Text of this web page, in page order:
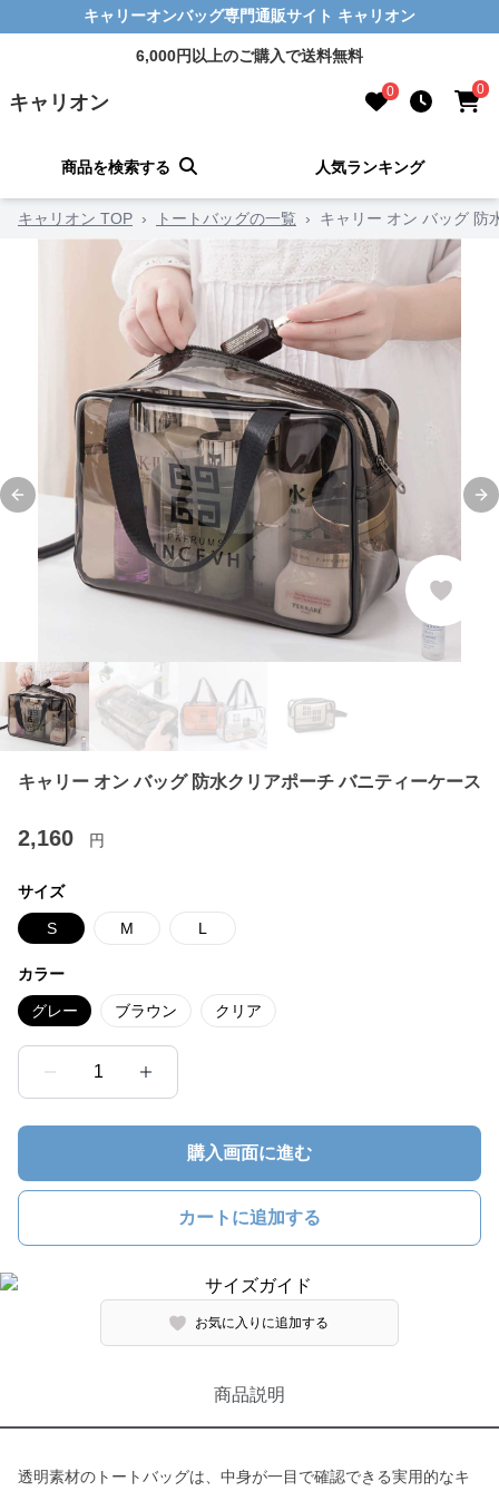
キャリーオンバッグ専門通販サイト キャリオン
6,000円以上のご購入で送料無料
キャリオン 0 0
商品を検索する 人気ランキング
キャリオン TOP › トートバッグの一覧 › キャリー オン バッグ 防
Previous slide
キャリー オン バッグ 防水クリアポーチ バニティーケース
2,160 円
サイズ
S M L
カラー
グレー ブラウン クリア
1
購入画面に進む
カートに追加する
お気に入りに追加する
商品説明
透明素材のトートバッグは、中身が一目で確認できる実用的なキ